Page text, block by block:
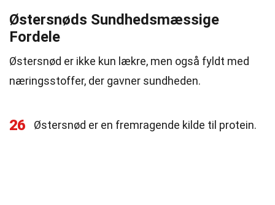
Østersnøds Sundhedsmæssige
Fordele
Østersnød er ikke kun lækre, men også fyldt med
næringsstoffer, der gavner sundheden.
26 Østersnød er en fremragende kilde til protein.